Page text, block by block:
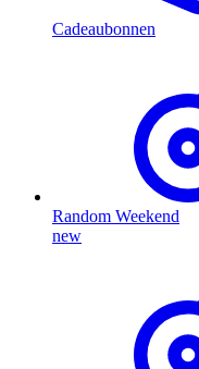
Cadeaubonnen
Random Weekend
new